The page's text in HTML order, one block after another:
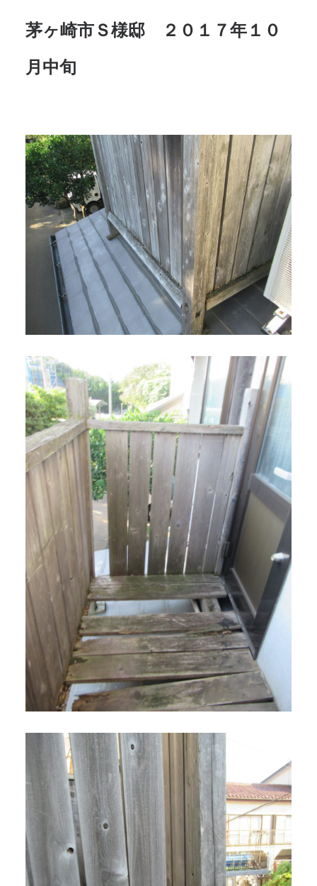
茅ヶ崎市Ｓ様邸 ２０１７年１０
月中旬